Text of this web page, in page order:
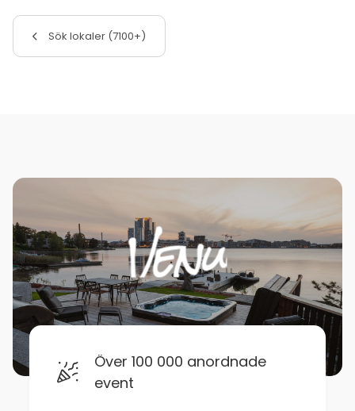
Sök lokaler (7100+)
Över 100 000 anordnade
event